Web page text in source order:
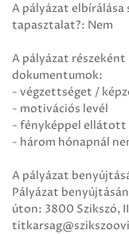
A pályázat
tapasztalat?: Nem
A pályázat
dokumentumok:
- végzettséget /
- motivációs levél
- fényképpel ellátott
- három hónapnál
A pályázat
Pályázat
úton: 3800 Szikszó,